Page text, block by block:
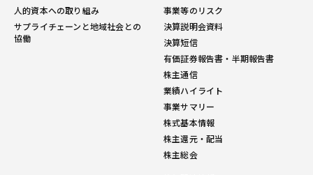
人的資本への取り組み
サプライチェーンと地域社会との
協働
事業等のリスク
決算説明会資料
決算短信
有価証券報告書・半期報告書
株主通信
業績ハイライト
事業サマリー
株式基本情報
株主還元・配当
株主総会